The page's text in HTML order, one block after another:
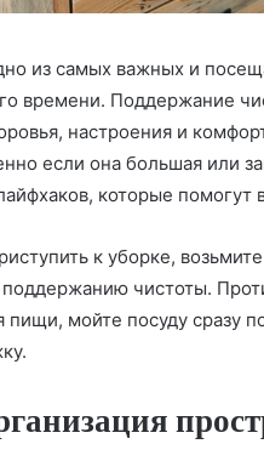
из самых важных и
времени. Поддержание
настроения и
если она большая или
которые помогут
к уборке,
чистоты.
пищи, мойте посуду сразу